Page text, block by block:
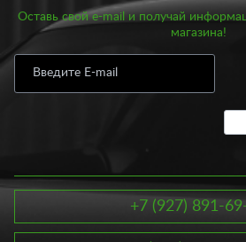
Оставь свой e-mail и получай
магазина!
+7 (927) 891-